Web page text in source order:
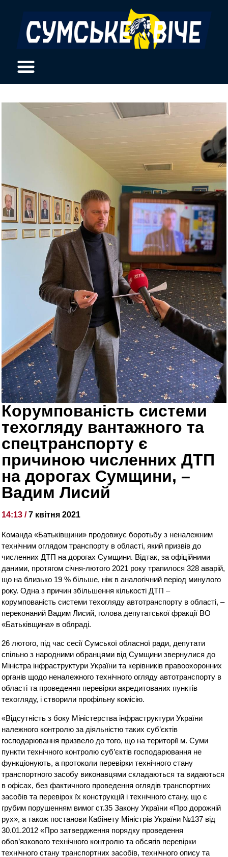
Корумпованість системи
техогляду вантажного та
спецтранспорту є
причиною численних ДТП
на дорогах Сумщини, –
Вадим Лисий
14:13 /7 квітня 2021
Команда «Батьківщини» продовжує боротьбу з неналежним
технічним оглядом транспорту в області, який призвів до
численних ДТП на дорогах Сумщини. Відтак, за офіційними
даними, протягом січня-лютого 2021 року трапилося 328 аварій,
що на близько 19 % більше, ніж в аналогічний період минулого
року. Одна з причин збільшення кількості ДТП –
корумпованість системи техогляду автотранспорту в області, –
переконаний Вадим Лисий, голова депутатської фракції ВО
«Батьківщина» в облраді.
26 лютого, під час сесії Сумської обласної ради, депутати
спільно з народними обранцями від Сумщини звернулися до
Міністра інфраструктури України та керівників правоохоронних
органів щодо неналежного технічного огляду автотранспорту в
області та проведення перевірки акредитованих пунктів
техогляду, і створили профільну комісію.
«Відсутність з боку Міністерства інфраструктури України
належного контролю за діяльністю таких суб’єктів
господарювання призвело до того, що на території м. Суми
пункти технічного контролю суб’єктів господарювання не
функціонують, а протоколи перевірки технічного стану
транспортного засобу виконавцями складаються та видаються
в офісах, без фактичного проведення оглядів транспортних
засобів та перевірок їх конструкцій і технічного стану, що є
грубим порушенням вимог ст.35 Закону України «Про дорожній
рух», а також постанови Кабінету Міністрів України №137 від
30.01.2012 «Про затвердження порядку проведення
обов’язкового технічного контролю та обсягів перевірки
технічного стану транспортних засобів, технічного опису та